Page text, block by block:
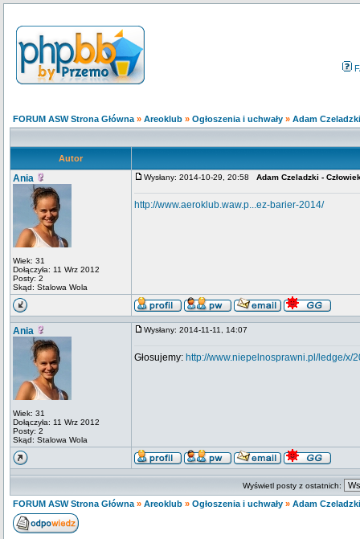
FORUM ASW Strona Główna » Areoklub » Ogłoszenia i uchwały » Adam
Autor
Ania
Wiek: 31
Dołączyła: 11 Wrz 2012
Posty: 2
Skąd: Stalowa Wola
Wysłany: 2014-10-29, 20:58 Adam Czeladzki -
http://www.aeroklub.waw.p...ez-barier-2014/
Ania
Wiek: 31
Dołączyła: 11 Wrz 2012
Posty: 2
Skąd: Stalowa Wola
Wysłany: 2014-11-11, 14:07
Głosujemy: http://www.niepelnosprawni.pl/ledge/x/
Wyświetl posty z ostatnich:
FORUM ASW Strona Główna » Areoklub » Ogłoszenia i uchwały » Adam